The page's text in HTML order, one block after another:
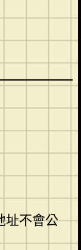
址不會公